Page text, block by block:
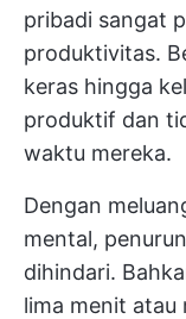
pribadi sangat
produktivitas.
keras hingga
produktif dan
waktu mereka.
Dengan
mental,
dihindari.
lima menit atau